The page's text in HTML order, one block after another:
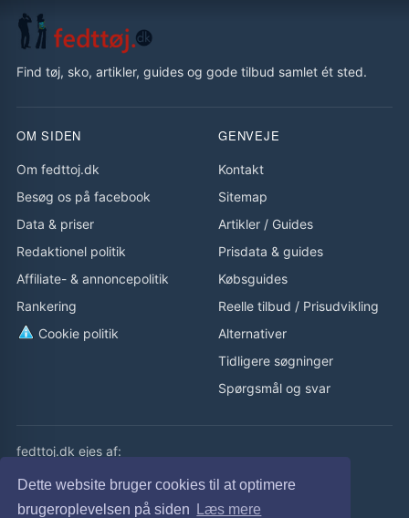
Dette website bruger cookies til at optimere
brugeroplevelsen på siden
Læs mere
Find tøj, sko, artikler, guides og gode tilbud samlet ét sted.
OM SIDEN
Om fedttoj.dk
Besøg os på facebook
Data & priser
Redaktionel politik
Affiliate- & annoncepolitik
Rankering
Cookie politik
GENVEJE
Kontakt
Sitemap
Artikler / Guides
Prisdata & guides
Købsguides
Reelle tilbud / Prisudvikling
Alternativer
Tidligere søgninger
Spørgsmål og svar
fedttoj.dk ejes af:
eLaursen ApS
Cvr: 32308929